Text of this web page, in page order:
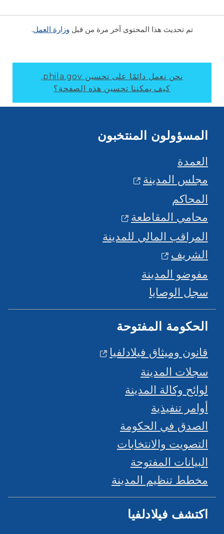
تم تحديث هذا المحتوى آخر مرة من قبلوزارة العمل.
نحن نعمل دائمًا على تحسين phila.gov.
كيف يمكننا تحسين هذه الصفحة؟
المسؤولون المنتخبون
العمدة
مجلس المدينة
المحاكم
محامي المقاطعة
المراقب المالي للمدينة
الشريف
مفوضو المدينة
سجل الوصايا
الحكومة المفتوحة
قانون وميثاق فيلادلفيا
سجلات المدينة
لوائح وكالة المدينة
أوامر تنفيذية
الصدق في الحكومة
التصويت والانتخابات
البيانات المفتوحة
مخطط تنظيم المدينة
اكتشف فيلادلفيا